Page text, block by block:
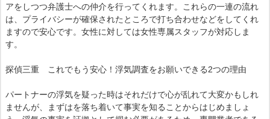
アをしつつ弁護士への仲介を行ってくれます。これらの一連の流れ
は、プライバシーが確保されたところで打ち合わせなどをしてくれ
ますので安心です。女性に対しては女性専属スタッフが対応しま
す。
探偵三重 これでもう安心！浮気調査をお願いできる2つの理由
パートナーの浮気を疑った時はそれだけで心が乱れて大変かもしれ
ませんが、まずはを落ち着いて事実を知ることからはじめましょ